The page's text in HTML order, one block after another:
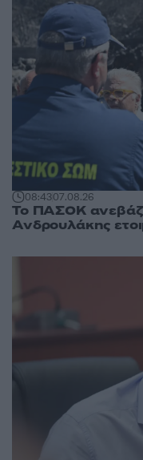
08:4307.08.26
Το ΠΑΣΟΚ
Ανδρουλάκης